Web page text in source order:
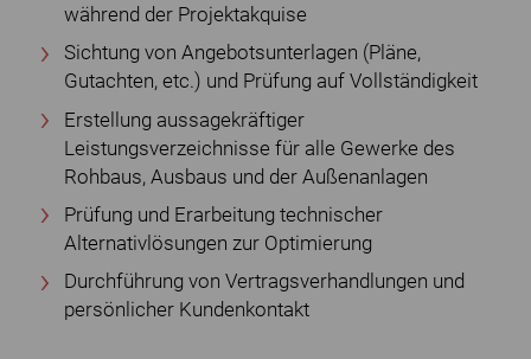
während der Projektakquise
Sichtung von Angebotsunterlagen (Pläne,
Gutachten, etc.) und Prüfung auf Vollständigkeit
Erstellung aussagekräftiger
Leistungsverzeichnisse für alle Gewerke des
Rohbaus, Ausbaus und der Außenanlagen
Prüfung und Erarbeitung technischer
Alternativlösungen zur Optimierung
Durchführung von Vertragsverhandlungen und
persönlicher Kundenkontakt